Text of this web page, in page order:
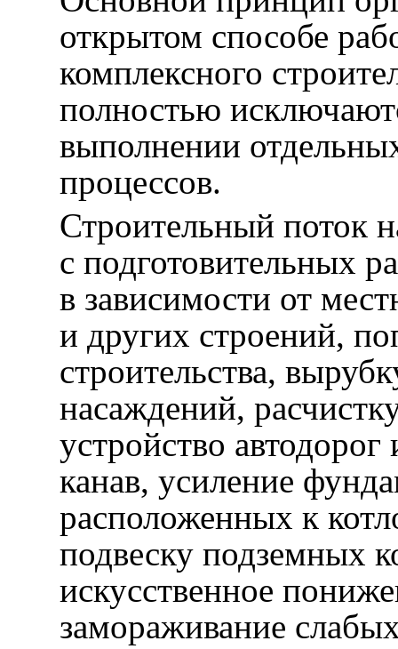
открытом способе
комплексного
полностью
выполнении
процессов.
Строительный поток
с подготовительных
в зависимости от
и других строений,
строительства,
насаждений,
устройство
канав, усиление
расположенных к
подвеску подземных
искусственное
замораживание